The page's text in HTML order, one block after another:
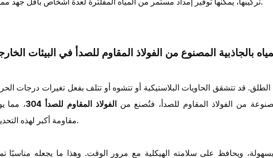
بالجاذبية المصنوع من الفولاذ المقاوم للصدأ في البيئات
الطلق. قد تتشقق الحاويات البلاستيكية أو تتشوه أو تتلف بفعل تغيرات درجات
من الفولاذ المقاوم للصدأ، فتُصنع منالفولاذ المقاوم للصدأ 304
، مما
مقاومة أكبر لهذه التحديات.
بسهولة، ويحافظ على سلامته الهيكلية مع مرور الوقت. وهذا ما يجعله مناسبًا